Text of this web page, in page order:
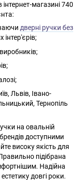
магазині 740
дверні ручки без
Львів, Івано-
Тернопіль
на овальній
доступними
високу якість для
підібрана
Надійна
довгі роки.